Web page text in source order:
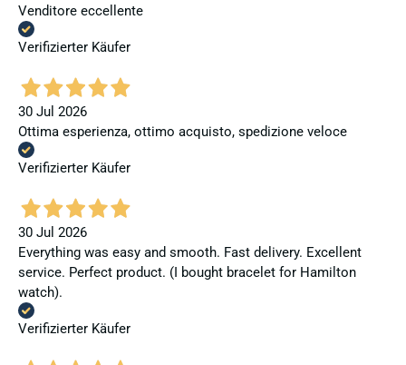
Venditore eccellente
Verifizierter Käufer
30 Jul 2026
Ottima esperienza, ottimo acquisto, spedizione veloce
Verifizierter Käufer
30 Jul 2026
Everything was easy and smooth. Fast delivery. Excellent
service. Perfect product. (I bought bracelet for Hamilton
watch).
Verifizierter Käufer